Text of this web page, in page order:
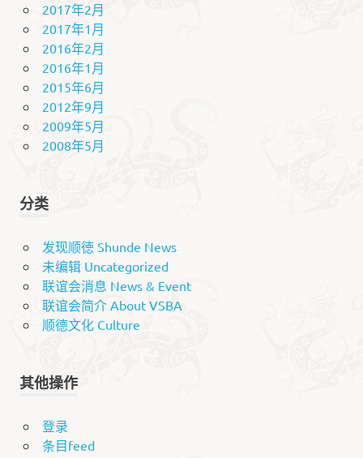
2017年2月
2017年1月
2016年2月
2016年1月
2015年6月
2012年9月
2009年5月
2008年5月
分类
发现顺徳 Shunde News
未编辑 Uncategorized
联谊会消息 News & Event
联谊会简介 About VSBA
顺德文化 Culture
其他操作
登录
条目feed